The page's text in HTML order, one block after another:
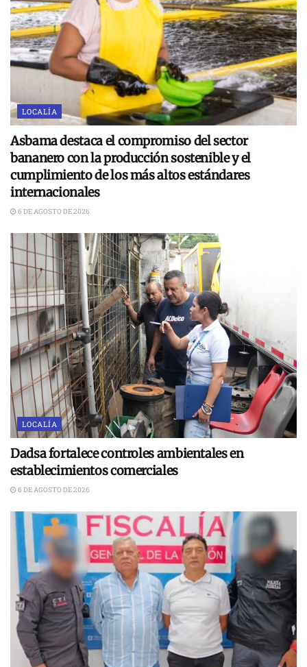
LOCALÍA
Asbama destaca el compromiso del sector
bananero con la producción sostenible y el
cumplimiento de los más altos estándares
internacionales
6 DE AGOSTO DE 2026
LOCALÍA
Dadsa fortalece controles ambientales en
establecimientos comerciales
6 DE AGOSTO DE 2026